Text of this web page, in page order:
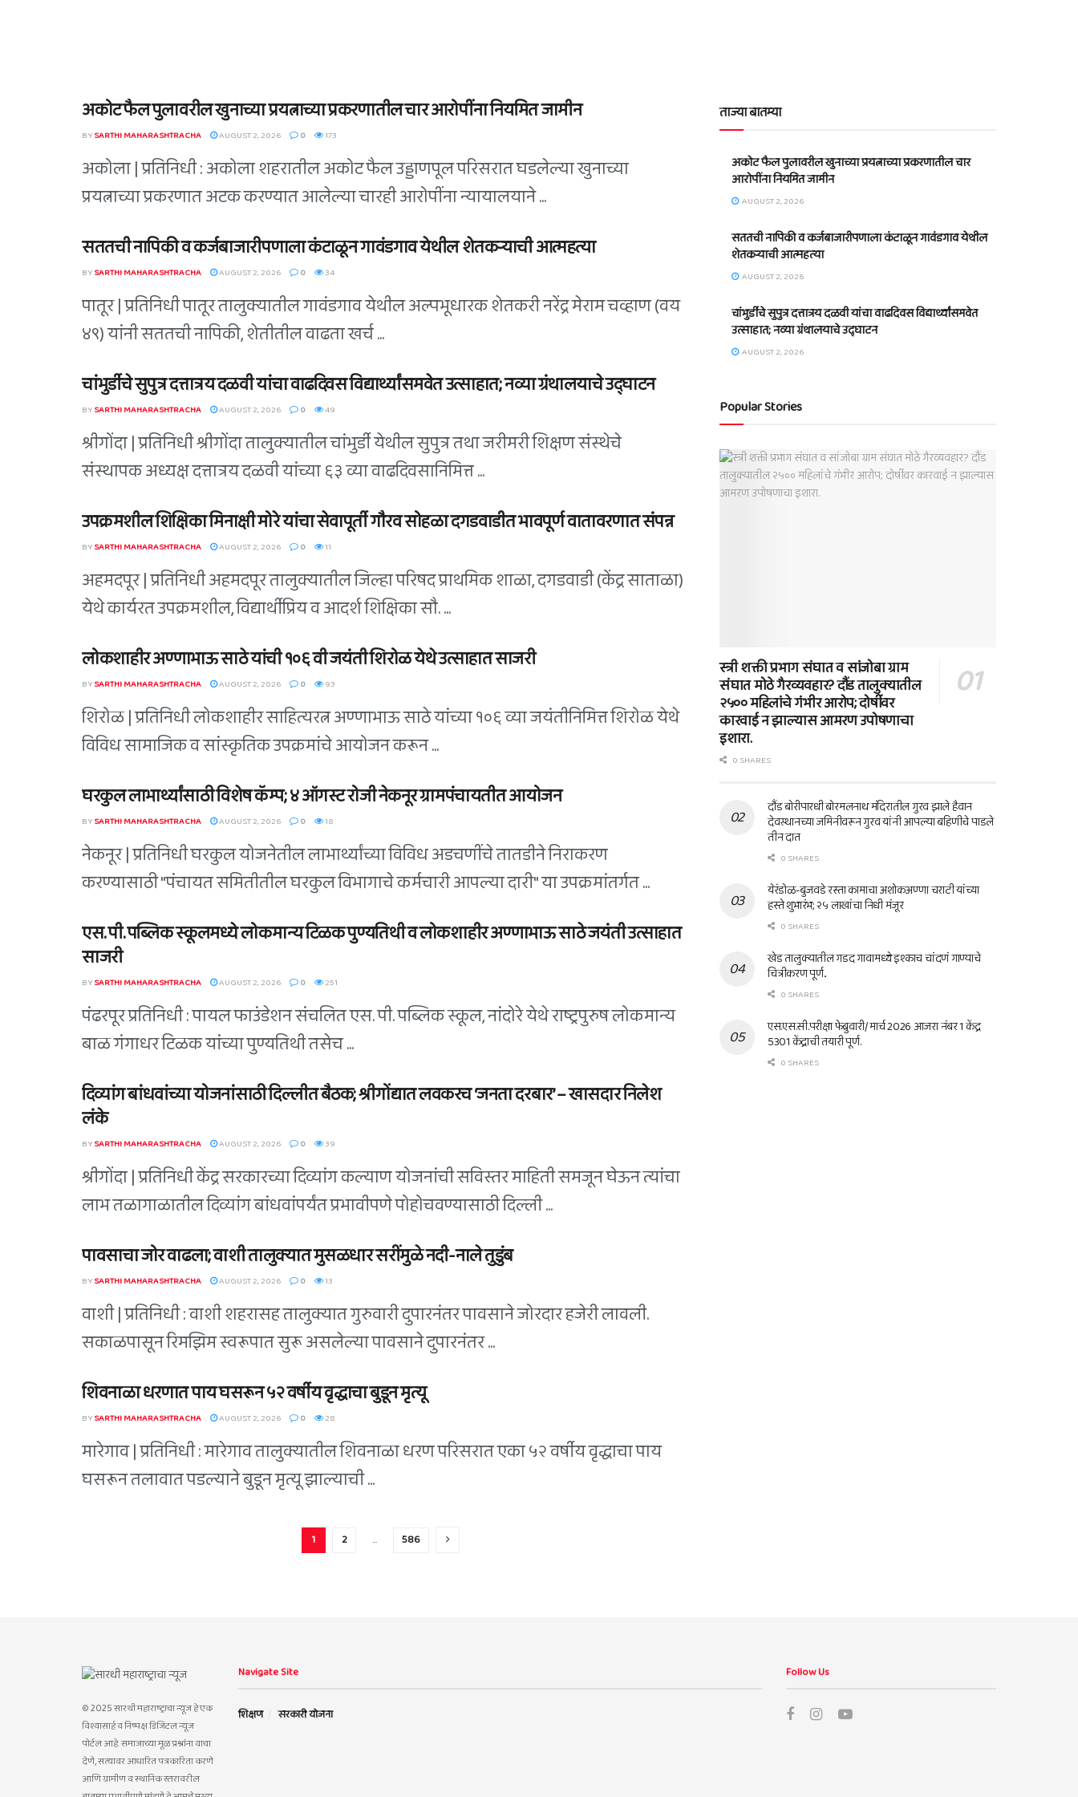
अकोट फैल पुलावरील खुनाच्या प्रयत्नाच्या प्रकरणातील चार आरोपींना नियमित जामीन
BYSARTHI MAHARASHTRACHA AUGUST 2, 2026 0 173
अकोला | प्रतिनिधी : अकोला शहरातील अकोट फैल उड्डाणपूल परिसरात घडलेल्या खुनाच्या
प्रयत्नाच्या प्रकरणात अटक करण्यात आलेल्या चारही आरोपींना न्यायालयाने ...
सततची नापिकी व कर्जबाजारीपणाला कंटाळून गावंडगाव येथील शेतकऱ्याची आत्महत्या
BYSARTHI MAHARASHTRACHA AUGUST 2, 2026 0 34
पातूर | प्रतिनिधी पातूर तालुक्यातील गावंडगाव येथील अल्पभूधारक शेतकरी नरेंद्र मेराम चव्हाण (वय
४९) यांनी सततची नापिकी, शेतीतील वाढता खर्च ...
चांभुर्डीचे सुपुत्र दत्तात्रय दळवी यांचा वाढदिवस विद्यार्थ्यांसमवेत उत्साहात; नव्या ग्रंथालयाचे उद्घाटन
BYSARTHI MAHARASHTRACHA AUGUST 2, 2026 0 49
श्रीगोंदा | प्रतिनिधी श्रीगोंदा तालुक्यातील चांभुर्डी येथील सुपुत्र तथा जरीमरी शिक्षण संस्थेचे
संस्थापक अध्यक्ष दत्तात्रय दळवी यांच्या ६३ व्या वाढदिवसानिमित्त ...
उपक्रमशील शिक्षिका मिनाक्षी मोरे यांचा सेवापूर्ती गौरव सोहळा दगडवाडीत भावपूर्ण वातावरणात संपन्न
BYSARTHI MAHARASHTRACHA AUGUST 2, 2026 0 11
अहमदपूर | प्रतिनिधी अहमदपूर तालुक्यातील जिल्हा परिषद प्राथमिक शाळा, दगडवाडी (केंद्र साताळा)
येथे कार्यरत उपक्रमशील, विद्यार्थीप्रिय व आदर्श शिक्षिका सौ. ...
लोकशाहीर अण्णाभाऊ साठे यांची १०६ वी जयंती शिरोळ येथे उत्साहात साजरी
BYSARTHI MAHARASHTRACHA AUGUST 2, 2026 0 93
शिरोळ | प्रतिनिधी लोकशाहीर साहित्यरत्न अण्णाभाऊ साठे यांच्या १०६ व्या जयंतीनिमित्त शिरोळ येथे
विविध सामाजिक व सांस्कृतिक उपक्रमांचे आयोजन करून ...
घरकुल लाभार्थ्यांसाठी विशेष कॅम्प; ४ ऑगस्ट रोजी नेकनूर ग्रामपंचायतीत आयोजन
BYSARTHI MAHARASHTRACHA AUGUST 2, 2026 0 18
नेकनूर | प्रतिनिधी घरकुल योजनेतील लाभार्थ्यांच्या विविध अडचणींचे तातडीने निराकरण
करण्यासाठी "पंचायत समितीतील घरकुल विभागाचे कर्मचारी आपल्या दारी" या उपक्रमांतर्गत ...
एस. पी. पब्लिक स्कूलमध्ये लोकमान्य टिळक पुण्यतिथी व लोकशाहीर अण्णाभाऊ साठे जयंती उत्साहात
साजरी
BYSARTHI MAHARASHTRACHA AUGUST 2, 2026 0 251
पंढरपूर प्रतिनिधी : पायल फाउंडेशन संचलित एस. पी. पब्लिक स्कूल, नांदोरे येथे राष्ट्रपुरुष लोकमान्य
बाळ गंगाधर टिळक यांच्या पुण्यतिथी तसेच ...
दिव्यांग बांधवांच्या योजनांसाठी दिल्लीत बैठक; श्रीगोंद्यात लवकरच ‘जनता दरबार’ – खासदार निलेश
लंके
BYSARTHI MAHARASHTRACHA AUGUST 2, 2026 0 39
श्रीगोंदा | प्रतिनिधी केंद्र सरकारच्या दिव्यांग कल्याण योजनांची सविस्तर माहिती समजून घेऊन त्यांचा
लाभ तळागाळातील दिव्यांग बांधवांपर्यंत प्रभावीपणे पोहोचवण्यासाठी दिल्ली ...
पावसाचा जोर वाढला; वाशी तालुक्यात मुसळधार सरींमुळे नदी-नाले तुडुंब
BYSARTHI MAHARASHTRACHA AUGUST 2, 2026 0 13
वाशी | प्रतिनिधी : वाशी शहरासह तालुक्यात गुरुवारी दुपारनंतर पावसाने जोरदार हजेरी लावली.
सकाळपासून रिमझिम स्वरूपात सुरू असलेल्या पावसाने दुपारनंतर ...
शिवनाळा धरणात पाय घसरून ५२ वर्षीय वृद्धाचा बुडून मृत्यू
BYSARTHI MAHARASHTRACHA AUGUST 2, 2026 0 28
मारेगाव | प्रतिनिधी : मारेगाव तालुक्यातील शिवनाळा धरण परिसरात एका ५२ वर्षीय वृद्धाचा पाय
घसरून तलावात पडल्याने बुडून मृत्यू झाल्याची ...
1 2 … 586
ताज्या बातम्या
अकोट फैल पुलावरील खुनाच्या प्रयत्नाच्या प्रकरणातील चार
आरोपींना नियमित जामीन
AUGUST 2, 2026
सततची नापिकी व कर्जबाजारीपणाला कंटाळून गावंडगाव येथील
शेतकऱ्याची आत्महत्या
AUGUST 2, 2026
चांभुर्डीचे सुपुत्र दत्तात्रय दळवी यांचा वाढदिवस विद्यार्थ्यांसमवेत
उत्साहात; नव्या ग्रंथालयाचे उद्घाटन
AUGUST 2, 2026
Popular Stories
स्त्री शक्ती प्रभाग संघात व सांजोबा ग्राम
संघात मोठे गैरव्यवहार? दौंड तालुक्यातील
२५०० महिलांचे गंभीर आरोप; दोषींवर
कारवाई न झाल्यास आमरण उपोषणाचा
इशारा.
0 SHARES
दौंड बोरीपारधी बोरमलनाथ मंदिरातील गुरव झाले हैवान
देवस्थानच्या जमिनीवरून गुरव यांनी आपल्या बहिणीचे पाडले
तीन दात
0 SHARES
येरंडोळ-बुजवडे रस्ता कामाचा अशोकअण्णा चराटी यांच्या
हस्ते शुभारंभ; २५ लाखांचा निधी मंजूर
0 SHARES
खेड तालुक्यातील गडद गावामध्ये इश्काच चांदणं गाण्याचे
चित्रीकरण पूर्ण..
0 SHARES
एस.एस.सी.परीक्षा फेब्रुवारी/ मार्च 2026 आजरा नंबर 1 केंद्र
5301 केंद्राची तयारी पूर्ण.
0 SHARES
© 2025 सारथी महाराष्ट्राचा न्यूज हे एक
विश्वासार्ह व निष्पक्ष डिजिटल न्यूज
पोर्टल आहे. समाजाच्या मूळ प्रश्नांना वाचा
देणे, सत्यावर आधारित पत्रकारिता करणे
आणि ग्रामीण व स्थानिक स्तरावरील
Navigate Site
शिक्षण सरकारी योजना
Follow Us